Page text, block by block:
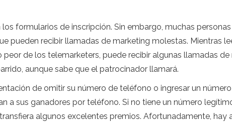
formularios de inscripción. Sin embargo, muchas
pueden recibir llamadas de marketing molestas. Mientras
de los telemarketers, puede recibir algunas llamadas de
aunque sabe que el patrocinador llamará.
de omitir su número de teléfono o ingresar un
a sus ganadores por teléfono. Si no tiene un número
algunos excelentes premios. Afortunadamente, hay